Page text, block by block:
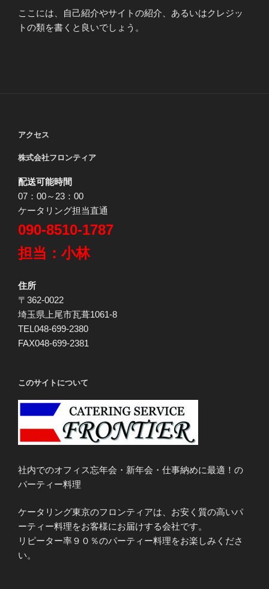
ここには、自己紹介やサイトの紹介、あるいはクレジッ
トの類を書くと良いでしょう。
アクセス
株式会社フロンティア
配送可能時間
07：00～23：00
ケータリング担当直通
090-8510-1787
担当：小林
住所
〒362-0022
埼玉県上尾市瓦葺1061-8
TEL048-699-2380
FAX048-699-2381
このサイトについて
社内でのオフィス忘年会・新年会・仕事納めに最適！の
パーティー料理
ケータリング東京のフロンティアは、お安く質の高いパ
ーティー料理をお客様にお届けする会社です。
リピーター率９０％のパーティー料理をお楽しみくださ
い。